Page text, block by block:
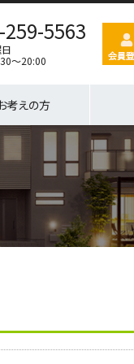
5563
～20:00
考えの方